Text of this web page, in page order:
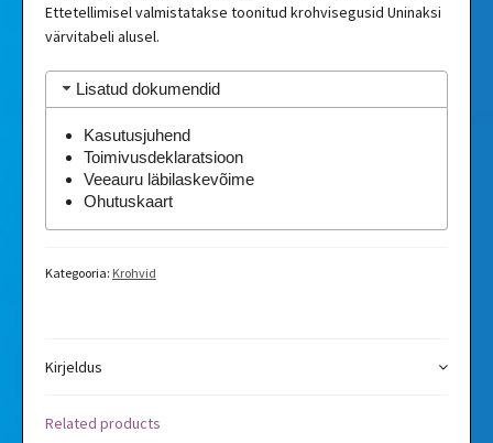
Ettetellimisel valmistatakse toonitud krohvisegusid Uninaksi
värvitabeli alusel.
Lisatud dokumendid
Kasutusjuhend
Toimivusdeklaratsioon
Veeauru läbilaskevõime
Ohutuskaart
Kategooria: Krohvid
Kirjeldus
Related products